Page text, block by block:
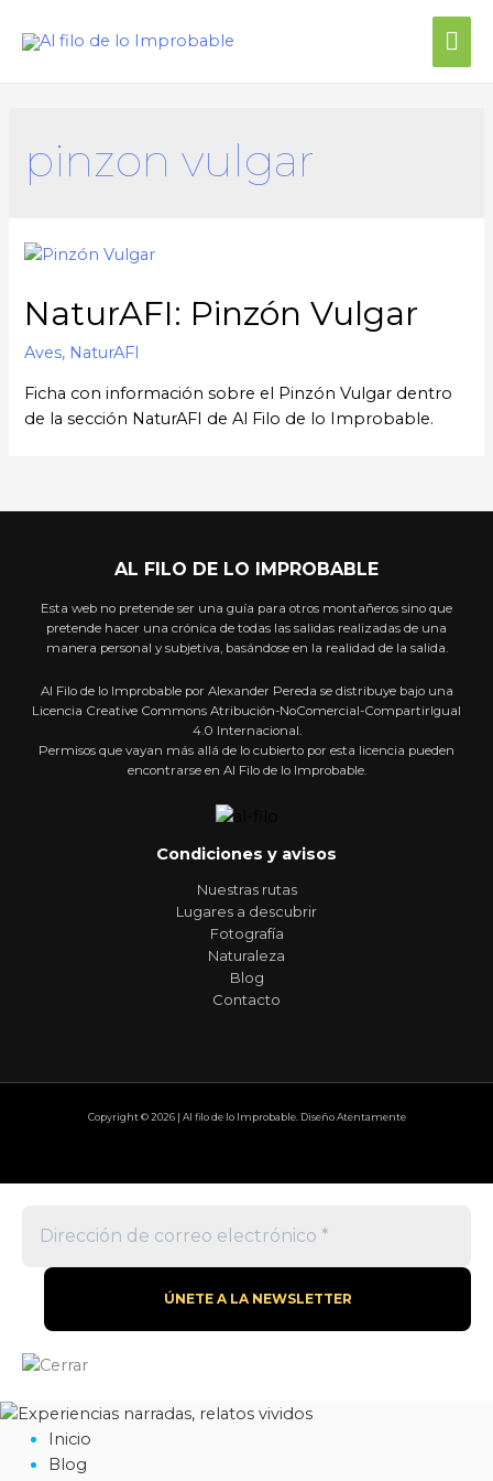
pinzon vulgar
NaturAFI: Pinzón Vulgar
Aves, NaturAFI
Ficha con información sobre el Pinzón Vulgar dentro
de la sección NaturAFI de Al Filo de lo Improbable.
AL FILO DE LO IMPROBABLE
Esta web no pretende ser una guía para otros montañeros sino que
pretende hacer una crónica de todas las salidas realizadas de una
manera personal y subjetiva, basándose en la realidad de la salida.
Al Filo de lo Improbable por Alexander Pereda se distribuye bajo una
Licencia Creative Commons Atribución-NoComercial-CompartirIgual
4.0 Internacional.
Permisos que vayan más allá de lo cubierto por esta licencia pueden
encontrarse en Al Filo de lo Improbable.
Condiciones y avisos
Nuestras rutas
Lugares a descubrir
Fotografía
Naturaleza
Blog
Contacto
Copyright © 2026 | Al filo de lo Improbable. Diseño Atentamente
Inicio
Blog